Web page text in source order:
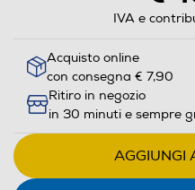
IVA e
Acquisto online
con consegna € 7,90
Ritiro in negozio
in 30 minuti e sempre
AGGIUNGI